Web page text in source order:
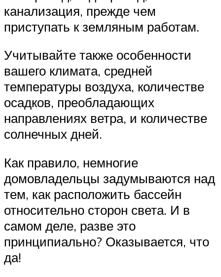
канализация, прежде чем
приступать к земляным работам.
Учитывайте также особенности
вашего климата, средней
температуры воздуха, количестве
осадков, преобладающих
направлениях ветра, и количестве
солнечных дней.
Как правило, немногие
домовладельцы задумываются над
тем, как расположить бассейн
относительно сторон света. И в
самом деле, разве это
принципиально? Оказывается, что
да!